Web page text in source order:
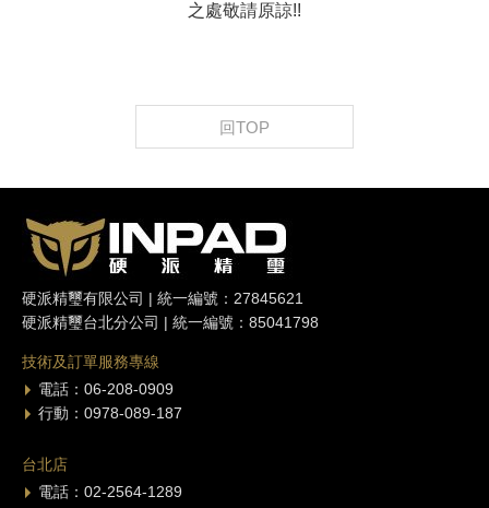
之處敬請原諒!!
回TOP
硬派精璽有限公司 | 統一編號：27845621
硬派精璽台北分公司 | 統一編號：85041798
技術及訂單服務專線
電話：06-208-0909
行動：0978-089-187
台北店
電話：02-2564-1289